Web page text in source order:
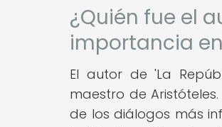
¿Quién fue el
importancia
El autor de 'La
maestro de
de los diálogos más